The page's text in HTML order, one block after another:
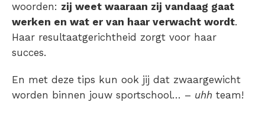
woorden: zij weet waaraan zij vandaag gaat
werken en wat er van haar verwacht wordt.
Haar resultaatgerichtheid zorgt voor haar
succes.
En met deze tips kun ook jij dat zwaargewicht
worden binnen jouw sportschool… – uhh team!